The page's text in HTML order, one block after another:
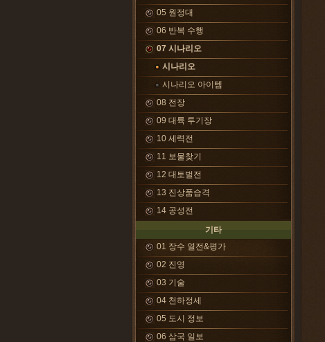
05 원정대
06 반복 수행
07 시나리오
시나리오
시나리오 아이템
08 전장
09 대륙 투기장
10 세력전
11 보물찾기
12 대토벌전
13 진상품습격
14 공성전
기타
01 장수 열전&평가
02 진영
03 기술
04 천하정세
05 도시 정보
06 삼국 일보